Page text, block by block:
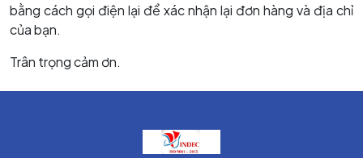
bằng cách gọi điện lại để xác nhận lại đơn hàng và địa chỉ
của bạn.
Trân trọng cảm ơn.